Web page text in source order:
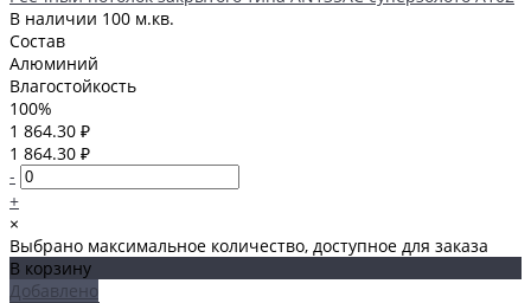
В наличии 100 м.кв.
Состав
Алюминий
Влагостойкость
100%
1 864.30 ₽
1 864.30 ₽
-
+
×
Выбрано максимальное количество, доступное для заказа
В корзину
Добавлено